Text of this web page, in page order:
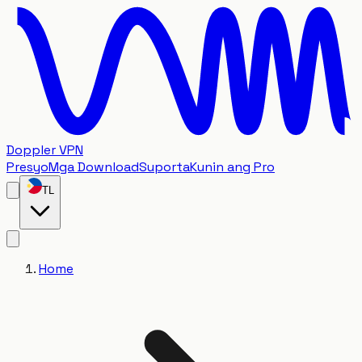
Doppler VPN
PresyoMga DownloadSuportaKunin ang Pro
TL
Home